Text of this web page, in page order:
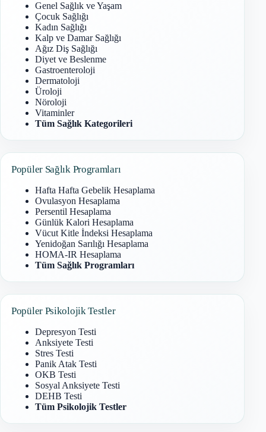
Genel Sağlık ve Yaşam
Çocuk Sağlığı
Kadın Sağlığı
Kalp ve Damar Sağlığı
Ağız Diş Sağlığı
Diyet ve Beslenme
Gastroenteroloji
Dermatoloji
Üroloji
Nöroloji
Vitaminler
Tüm Sağlık Kategorileri
Popüler Sağlık Programları
Hafta Hafta Gebelik Hesaplama
Ovulasyon Hesaplama
Persentil Hesaplama
Günlük Kalori Hesaplama
Vücut Kitle İndeksi Hesaplama
Yenidoğan Sarılığı Hesaplama
HOMA-IR Hesaplama
Tüm Sağlık Programları
Popüler Psikolojik Testler
Depresyon Testi
Anksiyete Testi
Stres Testi
Panik Atak Testi
OKB Testi
Sosyal Anksiyete Testi
DEHB Testi
Tüm Psikolojik Testler